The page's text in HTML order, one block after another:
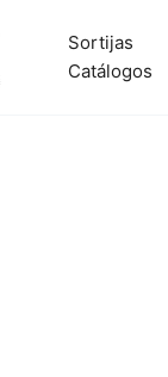
Sortijas
Catálogos